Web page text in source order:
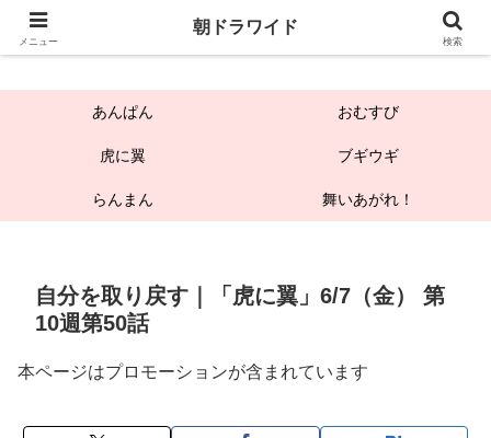
朝ドラワイド
あんぱん おむすび
虎に翼 ブギウギ
らんまん 舞いあがれ！
自分を取り戻す｜「虎に翼」6/7（金） 第
10週第50話
本ページはプロモーションが含まれています
メニュー
朝ドラワイド
検索